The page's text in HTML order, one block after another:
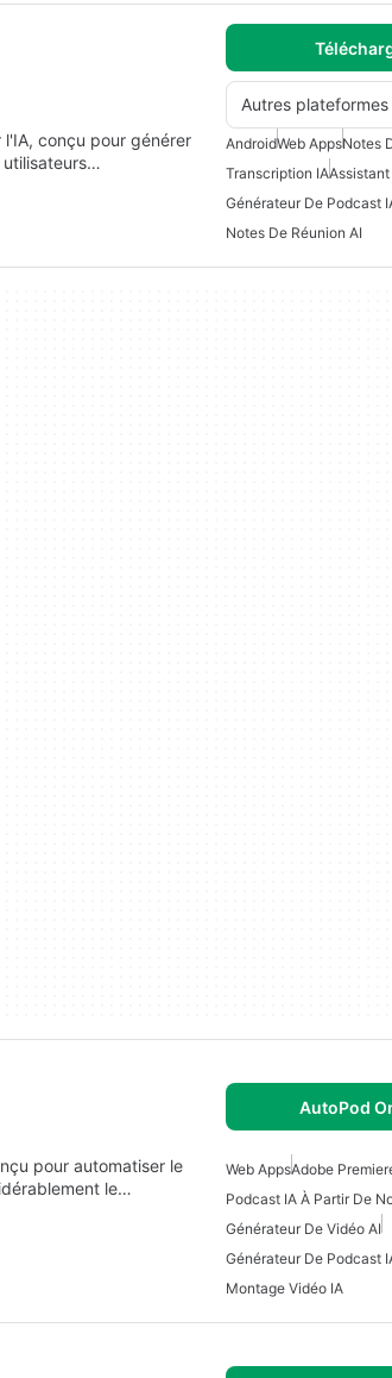
Autres plateformes
conçu pour générer
utilisateurs…
AndroidWeb AppsNotes
Transcription IA
Générateur De Podcast
Notes De Réunion AI
AutoPod
pour automatiser le
le…
Web AppsAdobe
Podcast IA À Partir De
Générateur De Vidéo AI
Générateur De Podcast
Montage Vidéo IA